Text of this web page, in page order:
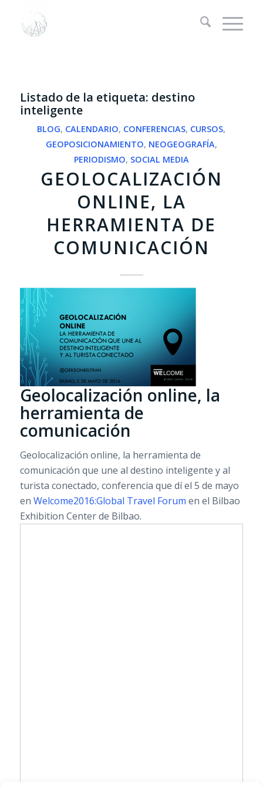
Listado de la etiqueta: destino
inteligente
BLOG, CALENDARIO, CONFERENCIAS, CURSOS,
GEOPOSICIONAMIENTO, NEOGEOGRAFÍA,
PERIODISMO, SOCIAL MEDIA
GEOLOCALIZACIÓN
ONLINE, LA
HERRAMIENTA DE
COMUNICACIÓN
Geolocalización online, la
herramienta de
comunicación
Geolocalización online, la herramienta de
comunicación que une al destino inteligente y al
turista conectado, conferencia que dí el 5 de mayo
en Welcome2016:Global Travel Forum en el Bilbao
Exhibition Center de Bilbao.